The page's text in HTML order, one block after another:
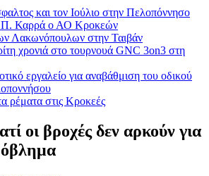
και τον Ιούλιο στην Πελοπόννησο
Π. Καρρά ο ΑΟ Κροκεών
Λακωνόπουλων στην Ταιβάν
χρονιά στο τουρνουά GNC 3on3 στη
εργαλείο για αναβάθμιση του οδικού
ρέματα στις Κροκεές
οι βροχές δεν αρκούν για